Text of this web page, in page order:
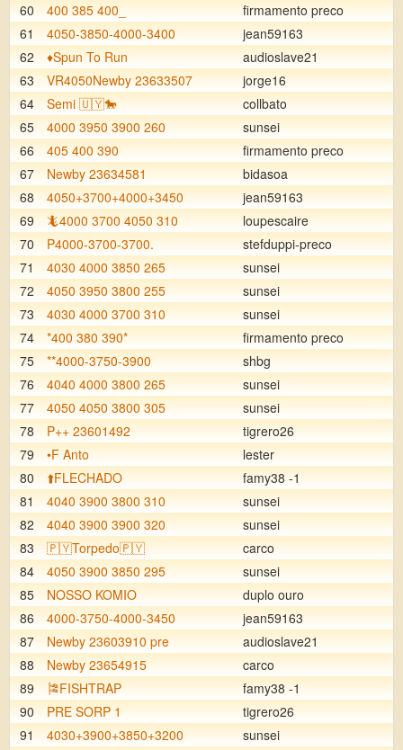
60
400 385 400_
firmamento preco
61
4050-3850-4000-3400
jean59163
62
♦️Spun To Run
audioslave21
63
VR4050Newby 23633507
jorge16
64
Semi 🇺🇾🐎
collbato
65
4000 3950 3900 260
sunsei
66
405 400 390
firmamento preco
67
Newby 23634581
bidasoa
68
4050+3700+4000+3450
jean59163
69
🦎4000 3700 4050 310
loupescaire
70
P4000-3700-3700.
stefduppi-preco
71
4030 4000 3850 265
sunsei
72
4050 3950 3800 255
sunsei
73
4030 4000 3700 310
sunsei
74
*400 380 390*
firmamento preco
75
**4000-3750-3900
shbg
76
4040 4000 3800 265
sunsei
77
4050 4050 3800 305
sunsei
78
P++ 23601492
tigrero26
79
•F Anto
lester
80
⬆️FLECHADO
famy38 -1
81
4040 3900 3800 310
sunsei
82
4040 3900 3900 320
sunsei
83
🇵🇾Torpedo🇵🇾
carco
84
4050 3900 3850 295
sunsei
85
NOSSO KOMIO
duplo ouro
86
4000-3750-4000-3450
jean59163
87
Newby 23603910 pre
audioslave21
88
Newby 23654915
carco
89
🎏FISHTRAP
famy38 -1
90
PRE SORP 1
tigrero26
91
4030+3900+3850+3200
sunsei